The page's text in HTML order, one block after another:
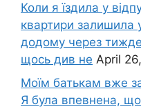
Коли я їздила у
квартири
додому через
щось див не April
Моїм батькам вже
Я була впевнена,